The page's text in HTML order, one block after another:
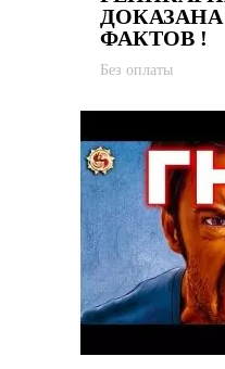
ФАКТОВ !
Без оплаты